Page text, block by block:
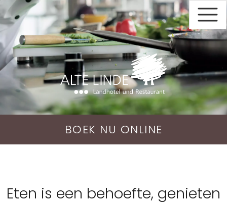
BOEK NU ONLINE
Eten is een behoefte, genieten